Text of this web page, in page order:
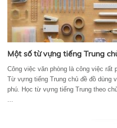
Một số từ vựng tiếng Trung
Công việc văn phòng là công việc rất
Từ vựng tiếng Trung chủ đề đồ dùng
phú. Học từ vựng tiếng Trung theo
...